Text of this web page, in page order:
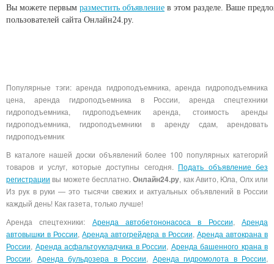
Вы можете первым разместить объявление в этом разделе. Ваше
пользователей сайта Онлайн24.ру.
Популярные тэги: аренда гидроподъемника, аренда гидроподъемника
цена, аренда гидроподъемника в России, аренда спецтехники
гидроподъемника, гидроподъемник аренда, стоимость аренды
гидроподъемника, гидроподъемники в аренду сдам, арендовать
гидроподъемник
В каталоге нашей доски объявлений более 100 популярных категорий
товаров и услуг, которые доступны сегодня. Подать объявление без
регистрации вы можете бесплатно.Онлайн24.ру, как Авито, Юла, Олх или
Из рук в руки — это тысячи свежих и актуальных объявлений в России
каждый день! Как газета, только лучше!
Аренда спецтехники: Аренда автобетононасоса в России,Аренда
автовышки в России,Аренда автогрейдера в России, Аренда автокрана в
России, Аренда асфальтоукладчика в России, Аренда башенного крана в
России, Аренда бульдозера в России, Аренда гидромолота в России,